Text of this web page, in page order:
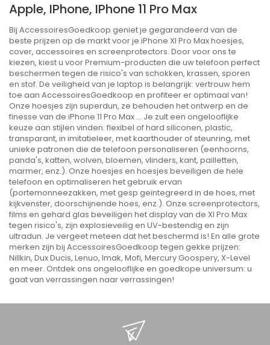
Apple, IPhone, IPhone 11 Pro Max
Bij AccessoiresGoedkoop geniet je gegarandeerd van de
beste prijzen op de markt voor je iPhone XI Pro Max hoesjes,
cover, accessoires en screenprotectors. Door voor ons te
kiezen, kiest u voor Premium-producten die uw telefoon perfect
beschermen tegen de risico's van schokken, krassen, sporen
en stof. De veiligheid van je laptop is belangrijk: vertrouw hem
toe aan AccessoiresGoedkoop en profiteer er optimaal van!
Onze hoesjes zijn superdun, ze behouden het ontwerp en de
finesse van de iPhone 11 Pro Max ... Je zult een ongelooflijke
keuze aan stijlen vinden: flexibel of hard siliconen, plastic,
transparant, in imitatieleer, met kaarthouder of steunring, met
unieke patronen die de telefoon personaliseren (eenhoorns,
panda's, katten, wolven, bloemen, vlinders, kant, pailletten,
marmer, enz.). Onze hoesjes en hoesjes beveiligen de hele
telefoon en optimaliseren het gebruik ervan
(portemonneezakken, met gesp geïntegreerd in de hoes, met
kijkvenster, doorschijnende hoes, enz.). Onze screenprotectors,
films en gehard glas beveiligen het display van de XI Pro Max
tegen risico's, zijn explosieveilig en UV-bestendig en zijn
ultradun. Je vergeet meteen dat het beschermd is! En alle grote
merken zijn bij AccessoiresGoedkoop tegen gekke prijzen:
Nillkin, Dux Ducis, Lenuo, Imak, Mofi, Mercury Goospery, X-Level
en meer. Ontdek ons ​​ongelooflijke en goedkope universum: u
gaat van verrassingen naar verrassingen!